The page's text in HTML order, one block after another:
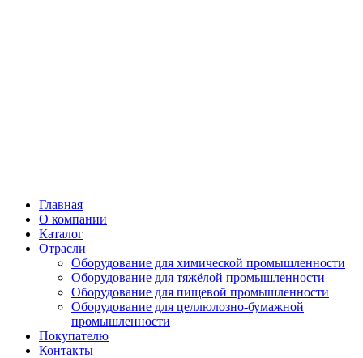
Главная
О компании
Каталог
Отрасли
Оборудование для химической промышленности
Оборудование для тяжёлой промышленности
Оборудование для пищевой промышленности
Оборудование для целлюлозно-бумажной
промышленности
Покупателю
Контакты